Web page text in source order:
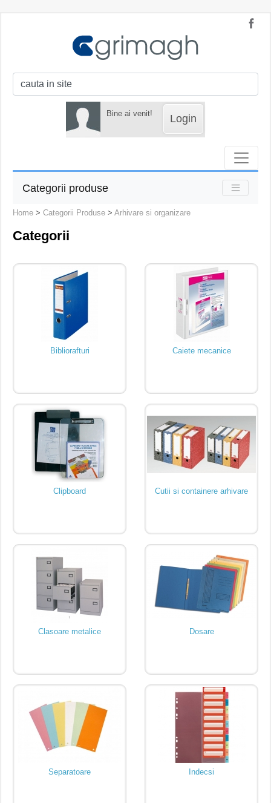
Bine ai venit! Login
Categorii produse
Home > Categorii Produse > Arhivare si organizare
Categorii
Bibliorafturi Caiete mecanice
Clipboard Cutii si containere arhivare
Clasoare metalice Dosare
Separatoare Indecsi